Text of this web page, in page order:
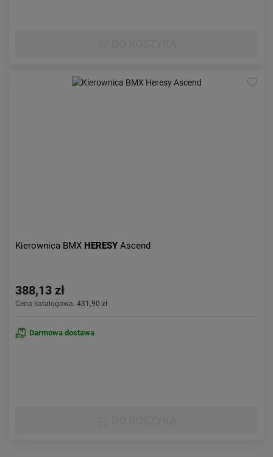
Kierownica BMX HERESY Ascend
388,13 zł
Cena katalogowa: 431,90 zł
Darmowa dostawa